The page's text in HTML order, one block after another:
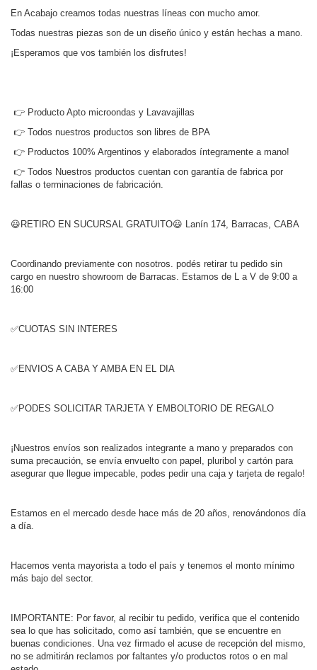
En Acabajo creamos todas nuestras líneas con mucho amor.
Todas nuestras piezas son de un diseño único y están hechas a mano.
¡Esperamos que vos también los disfrutes!
👉 Producto Apto microondas y Lavavajillas
👉 Todos nuestros productos son libres de BPA
👉 Productos 100% Argentinos y elaborados íntegramente a mano!
👉 Todos Nuestros productos cuentan con garantía de fabrica por
fallas o terminaciones de fabricación.
😃RETIRO EN SUCURSAL GRATUITO😃 Lanín 174, Barracas, CABA
Coordinando previamente con nosotros. podés retirar tu pedido sin
cargo en nuestro showroom de Barracas. Estamos de L a V de 9:00 a
16:00
✅CUOTAS SIN INTERES
✅ENVIOS A CABA Y AMBA EN EL DIA
✅PODES SOLICITAR TARJETA Y EMBOLTORIO DE REGALO
¡Nuestros envíos son realizados integrante a mano y preparados con
suma precaución, se envía envuelto con papel, pluribol y cartón para
asegurar que llegue impecable, podes pedir una caja y tarjeta de regalo!
Estamos en el mercado desde hace más de 20 años, renovándonos día
a día.
Hacemos venta mayorista a todo el país y tenemos el monto mínimo
más bajo del sector.
IMPORTANTE: Por favor, al recibir tu pedido, verifica que el contenido
sea lo que has solicitado, como así también, que se encuentre en
buenas condiciones. Una vez firmado el acuse de recepción del mismo,
no se admitirán reclamos por faltantes y/o productos rotos o en mal